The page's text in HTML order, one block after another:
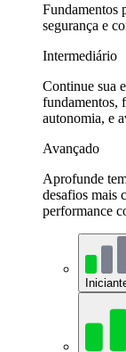
Fundamentos
segurança e
Intermediário
Continue sua
fundamentos,
autonomia, e
Avançado
Aprofunde
desafios mais
performance